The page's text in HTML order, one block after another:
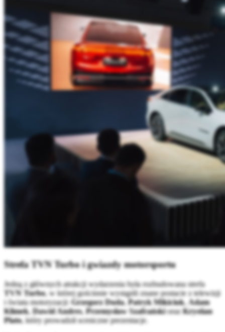
Strefa TVN Turbo i gwiazdy motorsportu
Jedną z głównych atrakcji wydarzenia była rozbudowana strefa
TVN Turbo, w której gościnnie wystąpili znane postacie z telewizji
i świata motoryzacji:Grzegorz Duda, Patryk Mikiciuk, Adam
Klimek, Dawid Andres, Przemysław SzafrańskiorazKrystian
Plato, który prowadził sceniczne prezentacje.